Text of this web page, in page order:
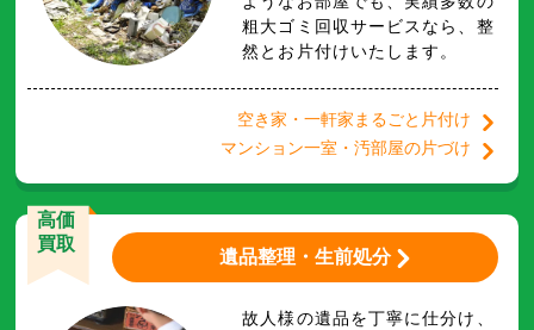
粗大ゴミ回収サービスなら、整
然とお片付けいたします。
空き家・一軒家まるごと片付け
マンション一室・汚部屋の片づけ
高価
買取
遺品整理・生前処分
故人様の遺品を丁寧に仕分け、